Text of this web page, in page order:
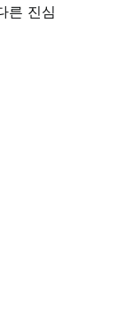
른 진심